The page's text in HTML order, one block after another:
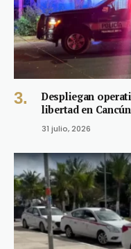
Despliegan
libertad en Cancún
31 julio, 2026